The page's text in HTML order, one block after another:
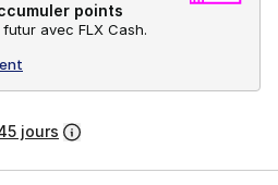
points
avec FLX Cash.
jours